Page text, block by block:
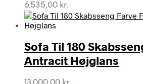
6.535,00 kr.
Sofa Til 180
Antracit Højglans